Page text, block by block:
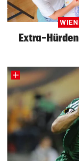
Extra-